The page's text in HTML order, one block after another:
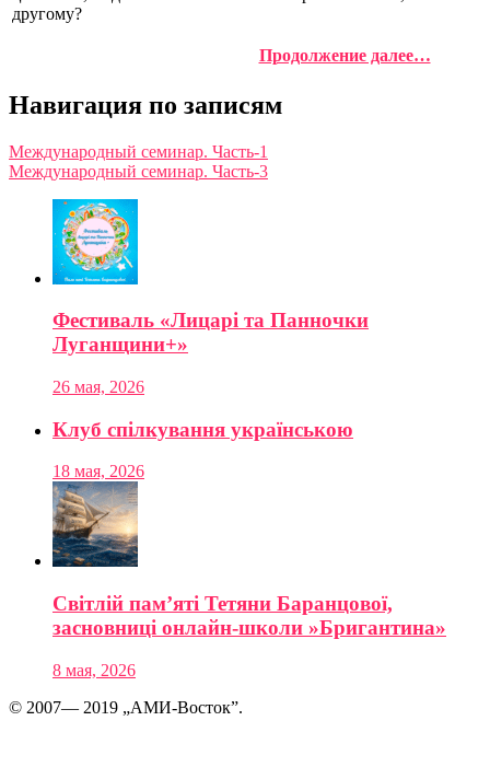
другому?
Продолжение далее…
Навигация по записям
Международный семинар. Часть-1
Международный семинар. Часть-3
Фестиваль «Лицарі та Панночки
Луганщини+»
26 мая, 2026
Клуб спілкування українською
18 мая, 2026
Світлій пам’яті Тетяни Баранцової,
засновниці онлайн-школи »Бригантина»
8 мая, 2026
© 2007— 2019 „АМИ-Восток”.